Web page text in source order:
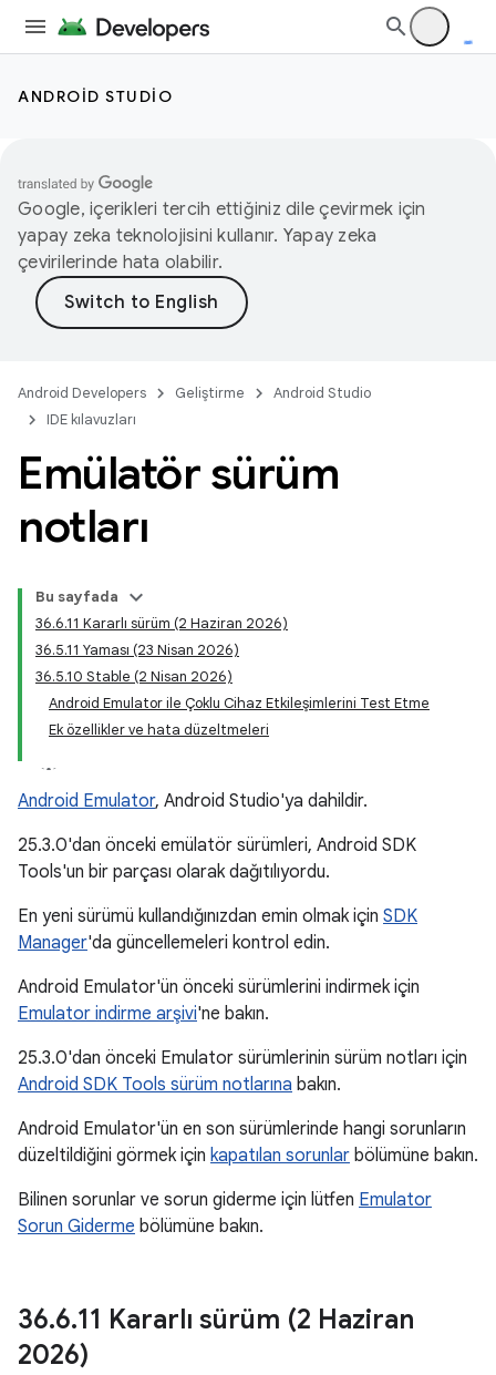
ANDROID STUDIO
Google, içerikleri tercih ettiğiniz dile çevirmek için
yapay zeka teknolojisini kullanır. Yapay zeka
çevirilerinde hata olabilir.
Android Developers Geliştirme
Android Studio
IDE kılavuzları
Emülatör sürüm
notları
Bu sayfada
36.6.11 Kararlı sürüm (2 Haziran 2026)
36.5.11 Yaması (23 Nisan 2026)
36.5.10 Stable (2 Nisan 2026)
Android Emulator ile Çoklu Cihaz Etkileşimlerini Test Etme
Ek özellikler ve hata düzeltmeleri
Android Emulator, Android Studio'ya dahildir.
25.3.0'dan önceki emülatör sürümleri, Android SDK
Tools'un bir parçası olarak dağıtılıyordu.
En yeni sürümü kullandığınızdan emin olmak için SDK
Manager'da güncellemeleri kontrol edin.
Android Emulator'ün önceki sürümlerini indirmek için
Emulator indirme arşivi'ne bakın.
25.3.0'dan önceki Emulator sürümlerinin sürüm notları için
Android SDK Tools sürüm notlarına bakın.
Android Emulator'ün en son sürümlerinde hangi sorunların
düzeltildiğini görmek için kapatılan sorunlar bölümüne bakın.
Bilinen sorunlar ve sorun giderme için lütfen Emulator
Sorun Giderme bölümüne bakın.
36.6.11 Kararlı sürüm (2 Haziran
2026)